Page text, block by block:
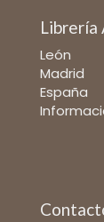
Librería
León
Madrid
España